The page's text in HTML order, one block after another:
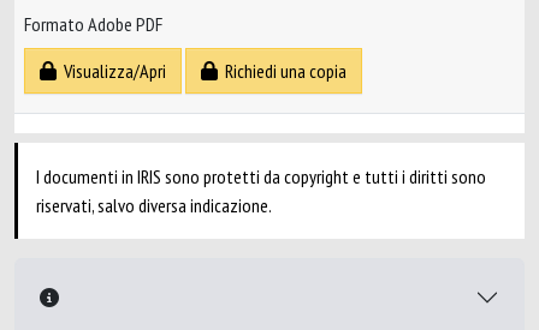
Formato Adobe PDF
Visualizza/Apri
Richiedi una copia
I documenti in IRIS sono protetti da copyright e tutti i diritti sono
riservati, salvo diversa indicazione.